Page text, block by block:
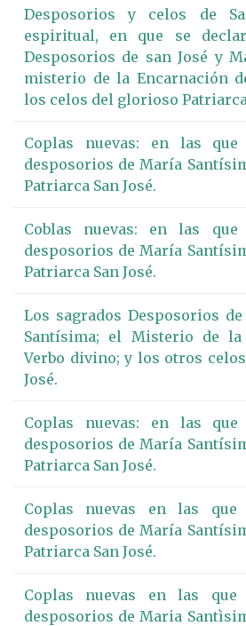
Desposorios y celos de
espiritual, en que se
Desposorios de san José y
misterio de la Encarnación
los celos del glorioso
Coplas nuevas: en las
desposorios de María
Patriarca San José.
Coblas nuevas: en las
desposorios de María
Patriarca San José.
Los sagrados Desposorios
Santísima; el Misterio de la
Verbo divino; y los otros
José.
Coplas nuevas: en las
desposorios de María
Patriarca San José.
Coplas nuevas en las
desposorios de María
Patriarca San José.
Coplas nuevas en las
desposorios de Maria